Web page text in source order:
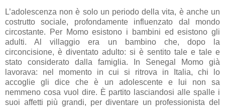
L’adolescenza non è solo un periodo della vita, è anche un
costrutto sociale, profondamente influenzato dal mondo
circostante. Per Momo esistono i bambini ed esistono gli
adulti. Al villaggio era un bambino che, dopo la
circoncisione, è diventato adulto: si è sentito tale e tale e
stato considerato dalla famiglia. In Senegal Momo già
lavorava: nel momento in cui si ritrova in Italia, chi lo
accoglie gli dice che è un adolescente e lui non sa
nemmeno cosa vuol dire. È partito lasciandosi alle spalle i
suoi affetti più grandi, per diventare un professionista del